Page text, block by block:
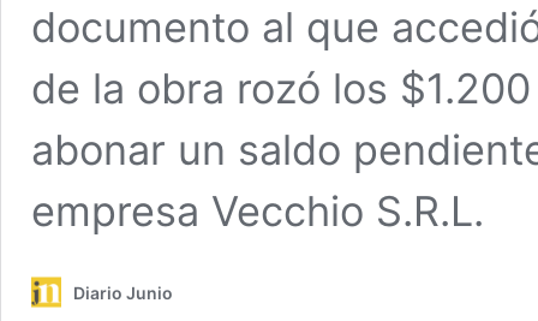
documento al que
de la obra rozó los
abonar un saldo
empresa Vecchio S.R.L.
Diario Junio